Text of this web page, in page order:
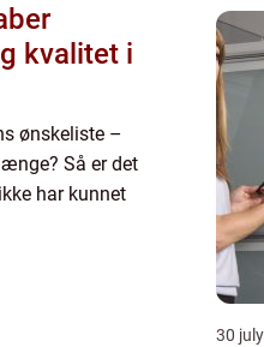
kvalitet i
ønskeliste –
Så er det
har kunnet
30